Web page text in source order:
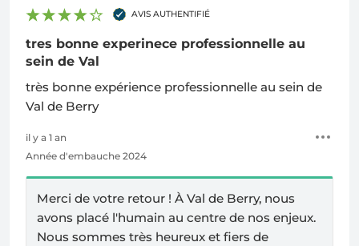
AVIS AUTHENTIFIÉ
tres bonne experinece professionnelle au
sein de Val
très bonne expérience professionnelle au sein de
Val de Berry
il y a 1 an
Année d'embauche 2024
Merci de votre retour ! À Val de Berry, nous
avons placé l'humain au centre de nos enjeux.
Nous sommes très heureux et fiers de